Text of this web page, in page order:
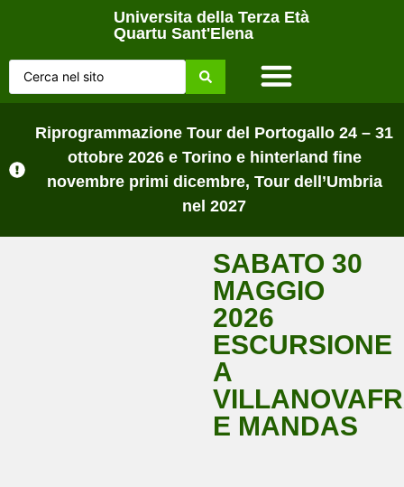
Universita della Terza Età
Quartu Sant'Elena
Riprogrammazione Tour del Portogallo 24 – 31
ottobre 2026 e Torino e hinterland fine
novembre primi dicembre, Tour dell’Umbria
nel 2027
SABATO 30
MAGGIO
2026
ESCURSIONE
A
E MANDAS